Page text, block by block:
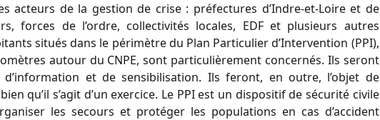
acteurs de la gestion de crise : préfectures d’Indre-et-Loire et de
forces de l’ordre, collectivités locales, EDF et plusieurs autres
situés dans le périmètre du Plan Particulier d’Intervention (PPI),
autour du CNPE, sont particulièrement concernés. Ils seront
et de sensibilisation. Ils feront, en outre, l’objet de
qu’il s’agit d’un exercice. Le PPI est un dispositif de sécurité civile
les secours et protéger les populations en cas d’accident